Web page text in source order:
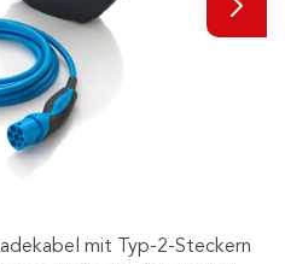
mit Typ-2-Steckern